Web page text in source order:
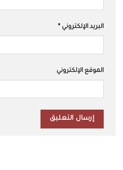
البريد الإلكتروني *
الموقع الإلكتروني